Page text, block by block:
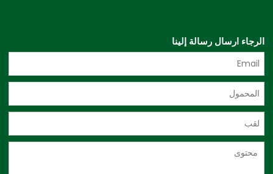
الرجاء ارسال رسالة إلينا